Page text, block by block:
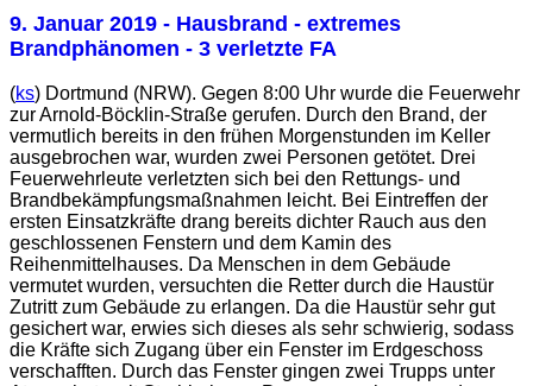
9. Januar 2019 - Hausbrand - extremes
Brandphänomen - 3 verletzte FA
(ks) Dortmund (NRW). Gegen 8:00 Uhr wurde die Feuerwehr
zur Arnold-Böcklin-Straße gerufen. Durch den Brand, der
vermutlich bereits in den frühen Morgenstunden im Keller
ausgebrochen war, wurden zwei Personen getötet. Drei
Feuerwehrleute verletzten sich bei den Rettungs- und
Brandbekämpfungsmaßnahmen leicht. Bei Eintreffen der
ersten Einsatzkräfte drang bereits dichter Rauch aus den
geschlossenen Fenstern und dem Kamin des
Reihenmittelhauses. Da Menschen in dem Gebäude
vermutet wurden, versuchten die Retter durch die Haustür
Zutritt zum Gebäude zu erlangen. Da die Haustür sehr gut
gesichert war, erwies sich dieses als sehr schwierig, sodass
die Kräfte sich Zugang über ein Fenster im Erdgeschoss
verschafften. Durch das Fenster gingen zwei Trupps unter